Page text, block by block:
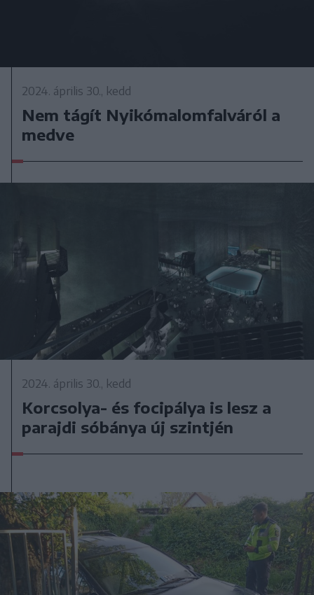
2024. április 30., kedd
Nem tágít Nyikómalomfalváról a
medve
2024. április 30., kedd
Korcsolya- és focipálya is lesz a
parajdi sóbánya új szintjén